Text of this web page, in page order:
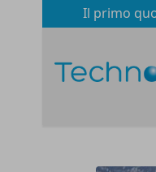
Il primo